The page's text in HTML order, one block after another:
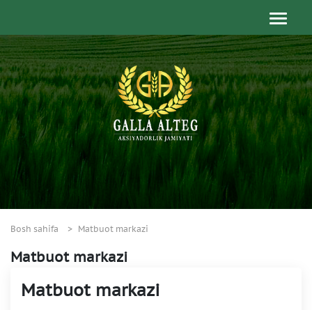
Bosh sahifa Matbuot markazi
Matbuot markazi
Matbuot markazi